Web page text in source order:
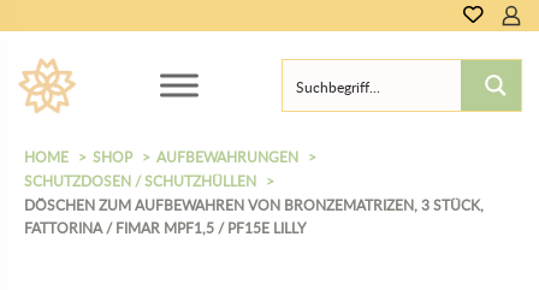
HOME SHOP
AUFBEWAHRUNGEN
SCHUTZDOSEN / SCHUTZHÜLLEN
DÖSCHEN ZUM AUFBEWAHREN VON BRONZEMATRIZEN, 3 STÜCK,
FATTORINA / FIMAR MPF1,5 / PF15E LILLY